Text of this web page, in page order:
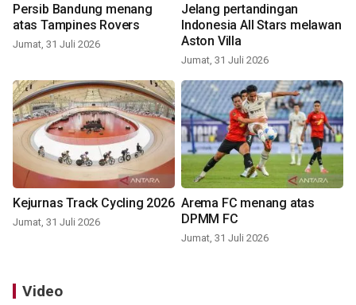
Persib Bandung menang
atas Tampines Rovers
Jumat, 31 Juli 2026
Jelang pertandingan
Indonesia All Stars melawan
Aston Villa
Jumat, 31 Juli 2026
Kejurnas Track Cycling 2026
Jumat, 31 Juli 2026
Arema FC menang atas
DPMM FC
Jumat, 31 Juli 2026
Video